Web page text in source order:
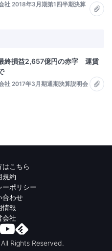
社 2018年3月期第1四半期決算
終損益2,657億円の赤字 運賃
社 2017年3月期通期決算説明会
はこちら
規約
ーポリシー
合わせ
情報
会社
Rights Reserved.